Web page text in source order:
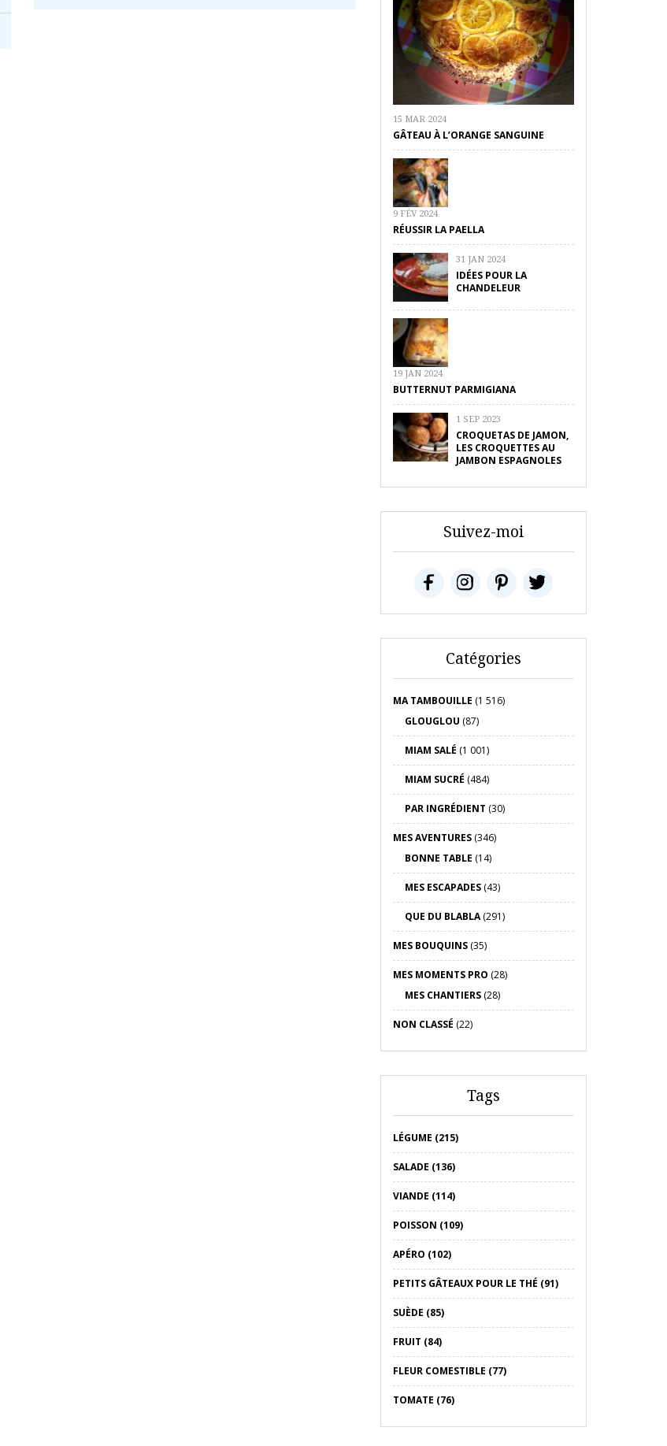
15 MAR 2024
GÂTEAU À L’ORANGE SANGUINE
9 FÉV 2024
RÉUSSIR LA PAELLA
31 JAN 2024
IDÉES POUR LA
CHANDELEUR
19 JAN 2024
BUTTERNUT PARMIGIANA
1 SEP 2023
CROQUETAS DE JAMON,
LES CROQUETTES AU
JAMBON ESPAGNOLES
Suivez-moi
Catégories
MA TAMBOUILLE (1 516)
GLOUGLOU (87)
MIAM SALÉ (1 001)
MIAM SUCRÉ (484)
PAR INGRÉDIENT (30)
MES AVENTURES(346)
BONNE TABLE (14)
MES ESCAPADES(43)
QUE DU BLABLA(291)
MES BOUQUINS(35)
MES MOMENTS PRO (28)
MES CHANTIERS(28)
NON CLASSÉ (22)
Tags
LÉGUME (215)
SALADE (136)
VIANDE (114)
POISSON (109)
APÉRO (102)
PETITS GÂTEAUX POUR LE THÉ (91)
SUÈDE (85)
FRUIT (84)
FLEUR COMESTIBLE (77)
TOMATE (76)